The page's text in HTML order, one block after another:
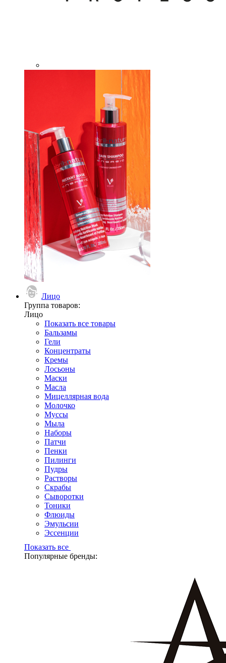
Лицо
Группа товаров:
Лицо
Показать все товары
Бальзамы
Гели
Концентраты
Кремы
Лосьоны
Маски
Масла
Мицеллярная вода
Молочко
Муссы
Мыла
Наборы
Патчи
Пенки
Пилинги
Пудры
Растворы
Скрабы
Сыворотки
Тоники
Флюиды
Эмульсии
Эссенции
Показать все
Популярные бренды: